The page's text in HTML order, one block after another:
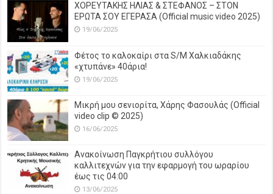
ΧΟΡΕΥΤΑΚΗΣ ΗΛΙΑΣ & ΣΤΕΦΑΝΟΣ – ΣΤΟΝ
ΕΡΩΤΑ ΣΟΥ ΕΓΕΡΑΣΑ (Official music video 2025)
19/06/2025
Φέτος το καλοκαίρι στα S/M Χαλκιαδάκης
«χτυπάνε» 40άρια!
19/06/2025
Μικρή μου σενιορίτα, Χάρης Φασουλάς (Official
video clip © 2025)
16/06/2025
Ανακοίνωση Παγκρήτιου συλλόγου
καλλιτεχνών για την εφαρμογή του ωραρίου
έως τις 04:00
13/06/2025